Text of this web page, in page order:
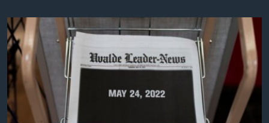
การ
ค้นหา
ไลฟ์สไตล์
ตรวจสอบข่าว
เรียนรู้ภาษาอังกฤษ
พอดคาสต์